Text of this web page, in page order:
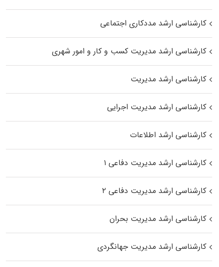
کارشناسی ارشد مددکاری اجتماعی
کارشناسی ارشد مدیریت کسب و کار و امور شهری
کارشناسی ارشد مدیریت
کارشناسی ارشد مدیریت اجرایی
کارشناسی ارشد اطلاعات
کارشناسی ارشد مدیریت دفاعی ۱
کارشناسی ارشد مدیریت دفاعی ۲
کارشناسی ارشد مدیریت بحران
کارشناسی ارشد مدیریت جهانگردی